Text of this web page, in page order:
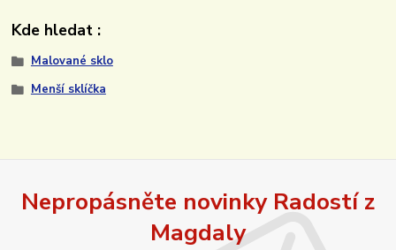
Kde hledat :
Malované sklo
Menší sklíčka
Nepropásněte novinky Radostí z
Magdaly